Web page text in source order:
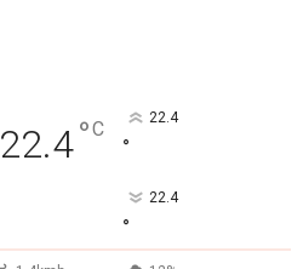
22.4°C 22.4
°
22.4
°